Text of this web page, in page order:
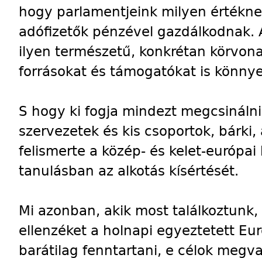
hogy parlamentjeink milyen
adófizetők pénzével gazdálkodnak.
ilyen természetű, konkrétan
forrásokat és támogatókat is
S hogy ki fogja mindezt
szervezetek és kis csoportok,
felismerte a közép- és kelet-európai
tanulásban az alkotás kísértését.
Mi azonban, akik most
ellenzéket a holnapi egyeztetett
barátilag fenntartani, e célok